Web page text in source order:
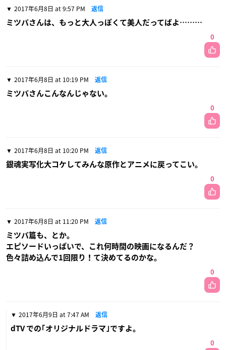
2017年6月8日 at 9:57 PM 返信
ミツバさんは、もっと大人っぽくて美人だってばよ………
0
2017年6月8日 at 10:19 PM 返信
ミツバさんこんなんじゃない。
0
2017年6月8日 at 10:20 PM 返信
銀魂実写化大コケしてみんな原作とアニメに戻ってこい。
0
2017年6月8日 at 11:20 PM 返信
ミツバ篇も、とか。
エピソードいっぱいで、これ何時間の映画になるんだ？
色々詰め込んで1回限り！て決めてるのかな。
0
2017年6月9日 at 7:47 AM 返信
dTV での｢オリジナルドラマ｣ですよ。
0